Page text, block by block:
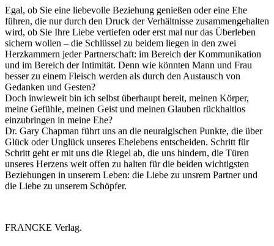
Egal, ob Sie eine liebevolle Beziehung genießen oder eine Ehe
führen, die nur durch den Druck der Verhältnisse zusammengehalten
wird, ob Sie Ihre Liebe vertiefen oder erst mal nur das Überleben
sichern wollen – die Schlüssel zu beidem liegen in den zwei
Herzkammern jeder Partnerschaft: im Bereich der Kommunikation
und im Bereich der Intimität. Denn wie könnten Mann und Frau
besser zu einem Fleisch werden als durch den Austausch von
Gedanken und Gesten?
Doch inwieweit bin ich selbst überhaupt bereit, meinen Körper,
meine Gefühle, meinen Geist und meinen Glauben rückhaltlos
einzubringen in meine Ehe?
Dr. Gary Chapman führt uns an die neuralgischen Punkte, die über
Glück oder Unglück unseres Ehelebens entscheiden. Schritt für
Schritt geht er mit uns die Riegel ab, die uns hindern, die Türen
unseres Herzens weit offen zu halten für die beiden wichtigsten
Beziehungen in unserem Leben: die Liebe zu unsrem Partner und
die Liebe zu unserem Schöpfer.
FRANCKE Verlag.